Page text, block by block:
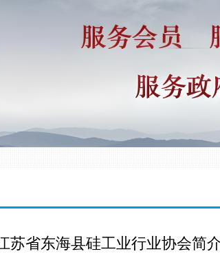
苏省东海县硅工业行业协会简